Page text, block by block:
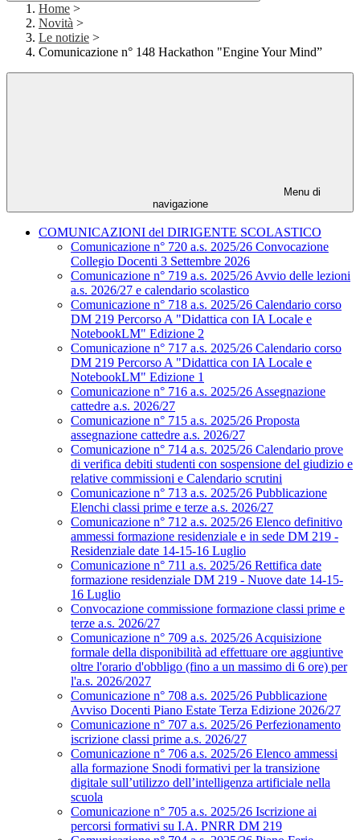
Home >
Novità >
Le notizie >
Comunicazione n° 148 Hackathon "Engine Your Mind”
Menu di
navigazione
COMUNICAZIONI del DIRIGENTE SCOLASTICO
Comunicazione n° 720 a.s. 2025/26 Convocazione
Collegio Docenti 3 Settembre 2026
Comunicazione n° 719 a.s. 2025/26 Avvio delle lezioni
a.s. 2026/27 e calendario scolastico
Comunicazione n° 718 a.s. 2025/26 Calendario corso
DM 219 Percorso A "Didattica con IA Locale e
NotebookLM" Edizione 2
Comunicazione n° 717 a.s. 2025/26 Calendario corso
DM 219 Percorso A "Didattica con IA Locale e
NotebookLM" Edizione 1
Comunicazione n° 716 a.s. 2025/26 Assegnazione
cattedre a.s. 2026/27
Comunicazione n° 715 a.s. 2025/26 Proposta
assegnazione cattedre a.s. 2026/27
Comunicazione n° 714 a.s. 2025/26 Calendario prove
di verifica debiti studenti con sospensione del giudizio e
relative commissioni e Calendario scrutini
Comunicazione n° 713 a.s. 2025/26 Pubblicazione
Elenchi classi prime e terze a.s. 2026/27
Comunicazione n° 712 a.s. 2025/26 Elenco definitivo
ammessi formazione residenziale e in sede DM 219 -
Residenziale date 14-15-16 Luglio
Comunicazione n° 711 a.s. 2025/26 Rettifica date
formazione residenziale DM 219 - Nuove date 14-15-
16 Luglio
Convocazione commissione formazione classi prime e
terze a.s. 2026/27
Comunicazione n° 709 a.s. 2025/26 Acquisizione
formale della disponibilità ad effettuare ore aggiuntive
oltre l'orario d'obbligo (fino a un massimo di 6 ore) per
l'a.s. 2026/2027
Comunicazione n° 708 a.s. 2025/26 Pubblicazione
Avviso Docenti Piano Estate Terza Edizione 2026/27
Comunicazione n° 707 a.s. 2025/26 Perfezionamento
iscrizione classi prime a.s. 2026/27
Comunicazione n° 706 a.s. 2025/26 Elenco ammessi
alla formazione Snodi formativi per la transizione
digitale sull’utilizzo dell’intelligenza artificiale nella
scuola
Comunicazione n° 705 a.s. 2025/26 Iscrizione ai
percorsi formativi su I.A. PNRR DM 219